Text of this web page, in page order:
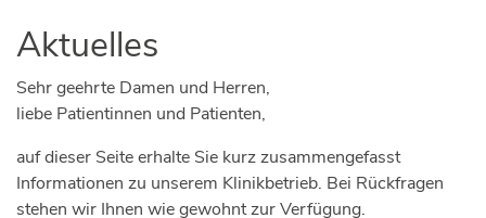
Aktuelles
Sehr geehrte Damen und Herren,
liebe Patientinnen und Patienten,
auf dieser Seite erhalte Sie kurz zusammengefasst
Informationen zu unserem Klinikbetrieb. Bei Rückfragen
stehen wir Ihnen wie gewohnt zur Verfügung.